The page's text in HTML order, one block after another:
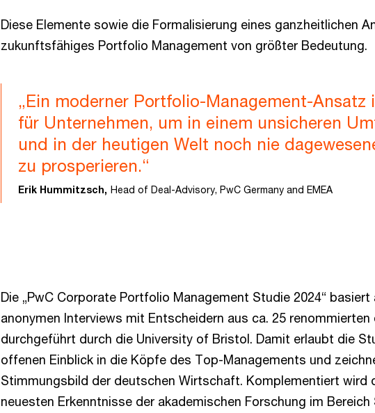
Diese Elemente sowie die Formalisierung eines ganzheitlichen
zukunftsfähiges Portfolio Management von größter Bedeutung.
„Ein moderner Portfolio-Management-Ansatz
für Unternehmen, um in einem unsicheren
und in der heutigen Welt noch nie
zu prosperieren.“
Erik Hummitzsch, Head of Deal-Advisory, PwC Germany and EMEA
Die „PwC Corporate Portfolio Management Studie 2024“ basiert
anonymen Interviews mit Entscheidern aus ca. 25
durchgeführt durch die University of Bristol. Damit erlaubt die
offenen Einblick in die Köpfe des Top-Managements und
Stimmungsbild der deutschen Wirtschaft. Komplementiert wird
neuesten Erkenntnisse der akademischen Forschung im